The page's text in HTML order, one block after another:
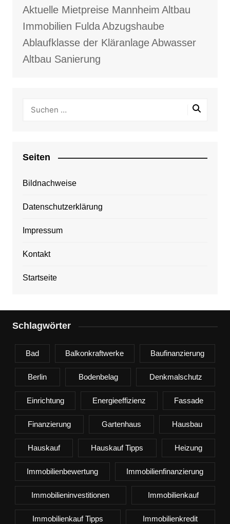
Aktuelle Mietpreise Mannheim Altbau
Immobilien FuldaAbzugshaube
Ablaufklasse der KläranlageAbwasser
Altbau Sanierung
Seiten
Bildnachweise
Datenschutzerklärung
Impressum
Kontakt
Startseite
Schlagwörter
Bad Balkonkraftwerke Baufinanzierung
Berlin Bodenbelag Denkmalschutz
Einrichtung Energieeffizienz Fassade
Finanzierung Gartenhaus Hausbau
Hauskauf Hauskauf Tipps Heizung
Immobilienbewertung Immobilienfinanzierung
Immobilieninvestitionen Immobilienkauf
Immobilienkauf Tipps Immobilienkredit